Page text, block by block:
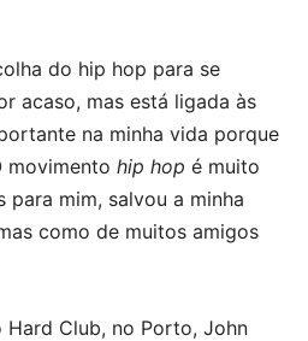
do hip hop para se
acaso, mas está ligada às
na minha vida porque
movimento hip hop é muito
mim, salvou a minha
como de muitos amigos
Club, no Porto, John